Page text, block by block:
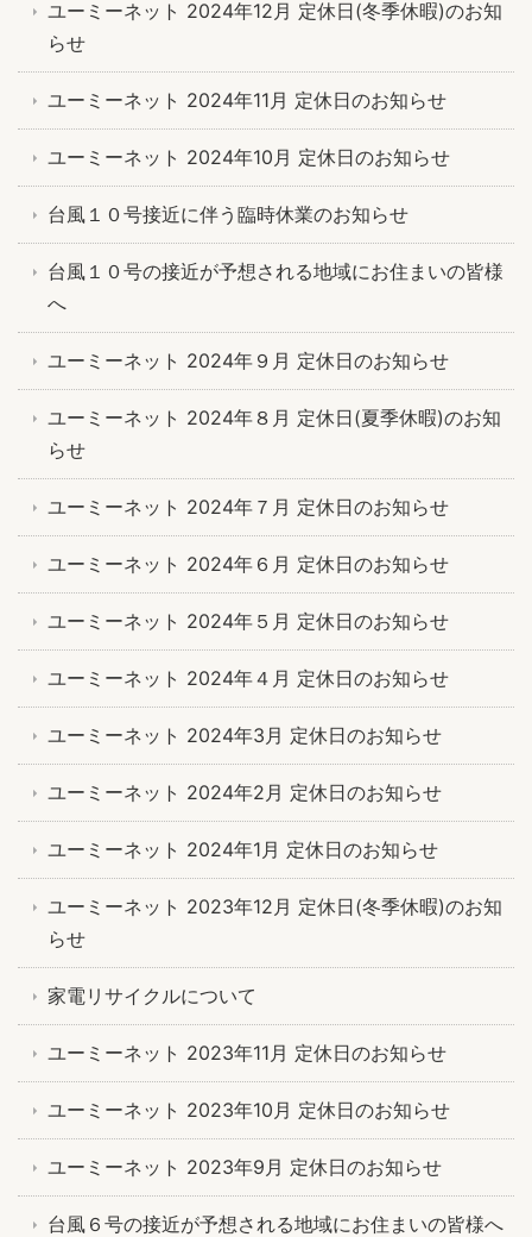
ユーミーネット 2024年12月 定休日(冬季休暇)のお知
らせ
ユーミーネット 2024年11月 定休日のお知らせ
ユーミーネット 2024年10月 定休日のお知らせ
台風１０号接近に伴う臨時休業のお知らせ
台風１０号の接近が予想される地域にお住まいの皆様
へ
ユーミーネット 2024年９月 定休日のお知らせ
ユーミーネット 2024年８月 定休日(夏季休暇)のお知
らせ
ユーミーネット 2024年７月 定休日のお知らせ
ユーミーネット 2024年６月 定休日のお知らせ
ユーミーネット 2024年５月 定休日のお知らせ
ユーミーネット 2024年４月 定休日のお知らせ
ユーミーネット 2024年3月 定休日のお知らせ
ユーミーネット 2024年2月 定休日のお知らせ
ユーミーネット 2024年1月 定休日のお知らせ
ユーミーネット 2023年12月 定休日(冬季休暇)のお知
らせ
家電リサイクルについて
ユーミーネット 2023年11月 定休日のお知らせ
ユーミーネット 2023年10月 定休日のお知らせ
ユーミーネット 2023年9月 定休日のお知らせ
台風６号の接近が予想される地域にお住まいの皆様へ